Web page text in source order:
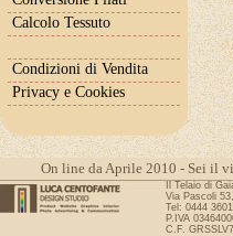
Calcolo Tessuto
Condizioni di Vendita
Privacy e Cookies
On line da Aprile 2010 - Sei il
Il Telaio di
Via Pascoli
Tel: 0444
P.IVA
C.F.